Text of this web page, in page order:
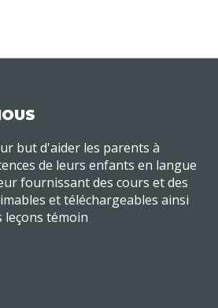
but d'aider les parents à
de leurs enfants en langue
fournissant des cours et des
et téléchargeables ainsi
leçons témoin